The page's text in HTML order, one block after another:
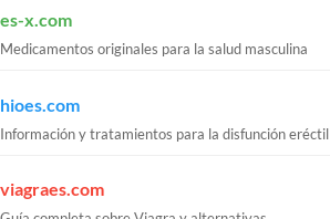
es-x.com
Medicamentos originales para la salud masculina
hioes.com
Información y tratamientos para la disfunción eréctil
viagraes.com